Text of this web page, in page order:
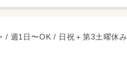
/ 週1日〜OK / 日祝＋第3土曜休み